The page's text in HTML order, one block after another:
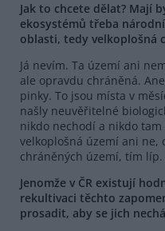
Jak to chcete dělat? Mají
ekosystémů třeba
oblasti, tedy velkoplošná
Já nevím. Ta území ani
ale opravdu chráněná.
pinky. To jsou místa v
našly neuvěřitelné
nikdo nechodí a nikdo
velkoplošná území ani ne,
chráněných území, tím líp.
Jenomže v ČR existují
rekultivaci těchto
prosadit, aby se jich